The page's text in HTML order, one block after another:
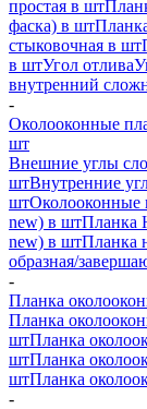
простая в шт
фаска) в шт
стыковочная в шт
в штУгол отлива
внутренний
-
Околооконные
шт
Внешние углы
штВнутренние
шт
new) в штПланка
new) в штПланка
образная/
-
Планка
Планка
штПланка
штПланка
штПланка
-